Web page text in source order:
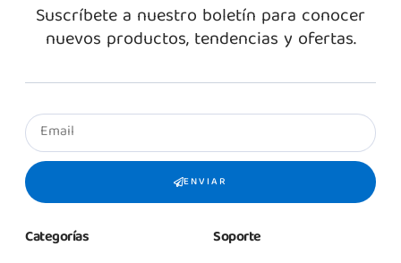
Suscríbete a nuestro boletín para conocer
nuevos productos, tendencias y ofertas.
ENVIAR
Categorías Soporte